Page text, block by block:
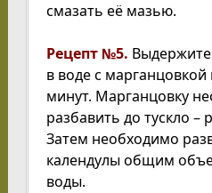
смазать её мазью.
Рецепт №5.
в воде с
минут. Марганцовку
разбавить до тускло –
Затем необходимо
календулы общим
воды.